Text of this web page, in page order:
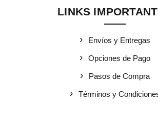
LINKS
Envíos y Entregas
Opciones de Pago
Pasos de Compra
Términos y